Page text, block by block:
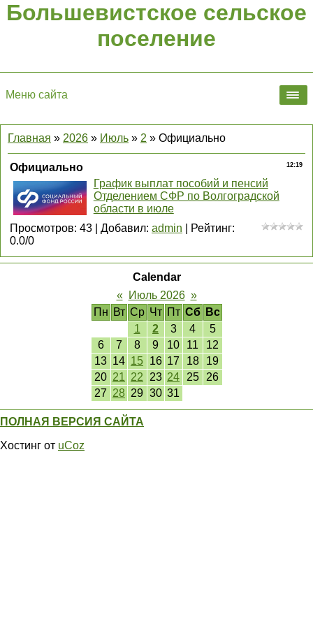
Большевистское сельское
поселение
Меню сайта
Главная » 2026 » Июль » 2 » Официально
12:19
Официально
График выплат пособий и пенсий
Отделением СФР по Волгоградской
области в июле
Просмотров: 43 Добавил: admin Рейтинг:
0.0/0
Calendar
«
Июль 2026 »
Пн Вт Ср Чт Пт Сб
Вс
1
2 3 4
5
6
7 8 9 10 11
12
13 14 15 16 17 18
19
20 21 22 23 24 25
26
27 28 29 30 31
ПОЛНАЯ ВЕРСИЯ САЙТА
Хостинг от uCoz